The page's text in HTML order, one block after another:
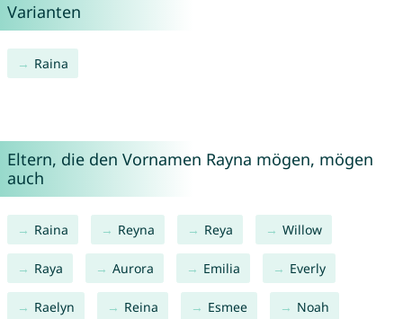
Varianten
Raina
Eltern, die den Vornamen Rayna mögen, mögen
auch
Raina Reyna Reya Willow
Raya Aurora Emilia Everly
Raelyn Reina Esmee Noah